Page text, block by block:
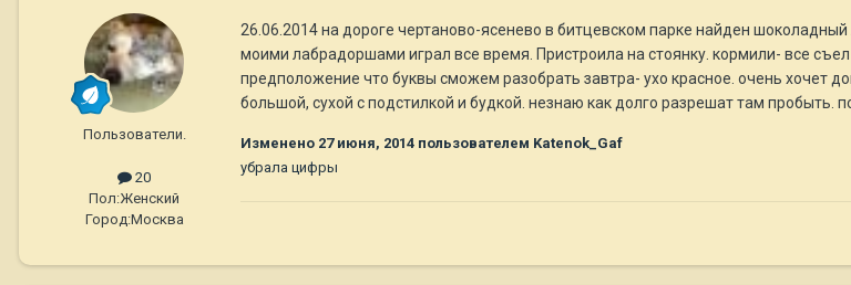
Пользователи.
20
Пол:Женский
Город:Москва
26.06.2014 на дороге чертаново-ясенево в битцевском парке найден
моими лабрадоршами играл все время. Пристроила на стоянку. кормили- все
предположение что буквы сможем разобрать завтра- ухо красное. очень хочет
большой, сухой с подстилкой и будкой. незнаю как долго разрешат там пробыть.
Изменено 27 июня, 2014 пользователем Katenok_Gaf
убрала цифры